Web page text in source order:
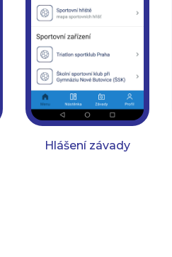
Hlášení závady